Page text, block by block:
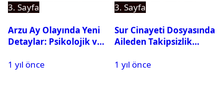
3. Sayfa
Arzu Ay Olayında Yeni
Detaylar: Psikolojik ve
Gündemde
1 yıl önce
3. Sayfa
Sur Cinayeti Dosyasında
Aileden Takipsizlik
1 yıl önce